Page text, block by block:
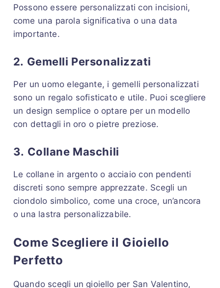
Possono essere personalizzati con incisioni,
come una parola significativa o una data
importante.
2. Gemelli Personalizzati
Per un uomo elegante, i gemelli personalizzati
sono un regalo sofisticato e utile. Puoi scegliere
un design semplice o optare per un modello
con dettagli in oro o pietre preziose.
3. Collane Maschili
Le collane in argento o acciaio con pendenti
discreti sono sempre apprezzate. Scegli un
ciondolo simbolico, come una croce, un’ancora
o una lastra personalizzabile.
Come Scegliere il Gioiello
Perfetto
Quando scegli un gioiello per San Valentino,